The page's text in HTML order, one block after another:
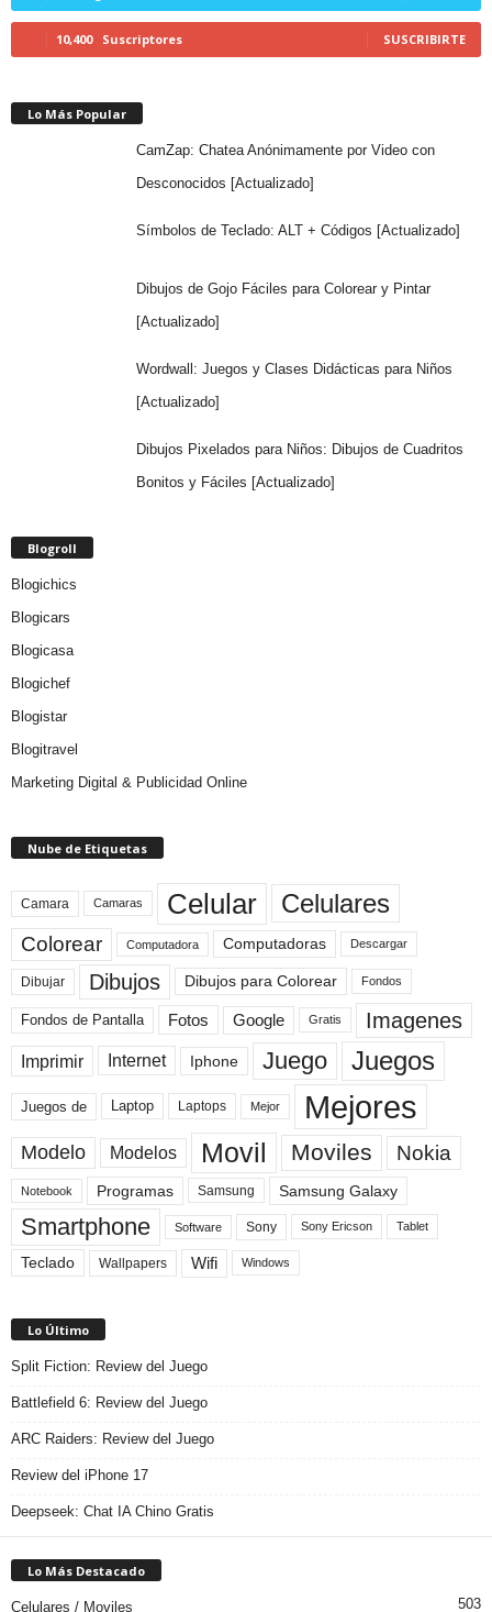
10,400 Suscriptores SUSCRIBIRTE
Lo Más Popular
CamZap: Chatea Anónimamente por Video con
Desconocidos [Actualizado]
Símbolos de Teclado: ALT + Códigos [Actualizado]
Dibujos de Gojo Fáciles para Colorear y Pintar
[Actualizado]
Wordwall: Juegos y Clases Didácticas para Niños
[Actualizado]
Dibujos Pixelados para Niños: Dibujos de Cuadritos
Bonitos y Fáciles [Actualizado]
Blogroll
Blogichics
Blogicars
Blogicasa
Blogichef
Blogistar
Blogitravel
Marketing Digital & Publicidad Online
Nube de Etiquetas
Camara Camaras Celular Celulares
Colorear Computadora Computadoras Descargar
Dibujar Dibujos Dibujos para Colorear Fondos
Fondos de Pantalla Fotos Google Gratis Imagenes
Imprimir Internet Iphone Juego Juegos
Juegos de Laptop Laptops Mejor Mejores
Modelo Modelos Movil Moviles Nokia
Notebook Programas Samsung Samsung Galaxy
Smartphone Software Sony Sony Ericson Tablet
Teclado Wallpapers Wifi Windows
Lo Último
Split Fiction: Review del Juego
Battlefield 6: Review del Juego
ARC Raiders: Review del Juego
Review del iPhone 17
Deepseek: Chat IA Chino Gratis
Lo Más Destacado
Celulares / Moviles 503